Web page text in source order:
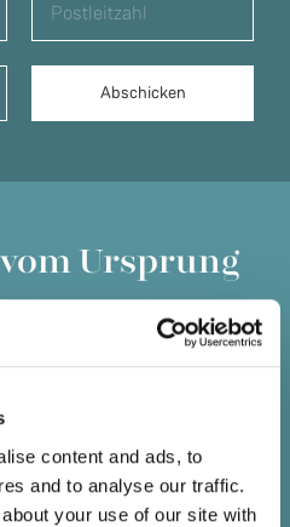
content and ads, to
and to analyse our traffic.
your use of our site with
Ursprung
verloren gehen, sind für
die Verstärker oder
nicht zurückholen, was
an den Anfang Ihres HiFi-